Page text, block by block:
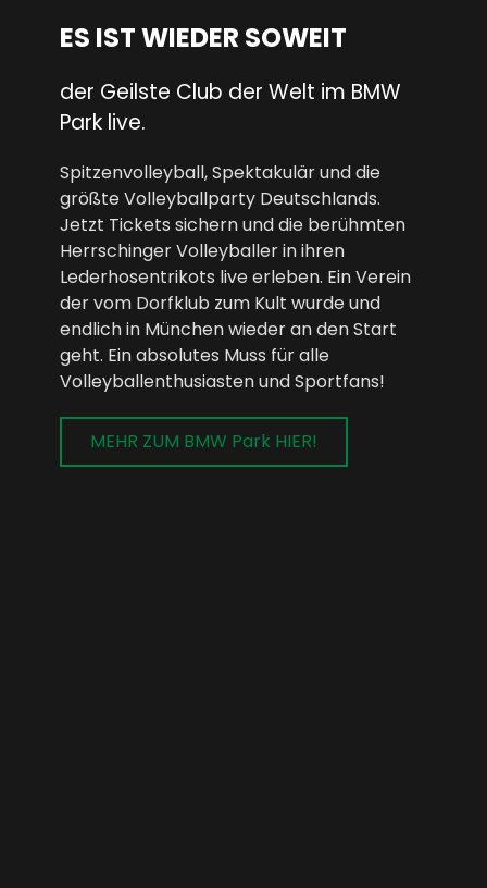
ES IST WIEDER SOWEIT
der Geilste Club der Welt im BMW
Park live.
Spitzenvolleyball, Spektakulär und die
größte Volleyballparty Deutschlands.
Jetzt Tickets sichern und die berühmten
Herrschinger Volleyballer in ihren
Lederhosentrikots live erleben. Ein Verein
der vom Dorfklub zum Kult wurde und
endlich in München wieder an den Start
geht. Ein absolutes Muss für alle
Volleyballenthusiasten und Sportfans!
MEHR ZUM BMW Park HIER!